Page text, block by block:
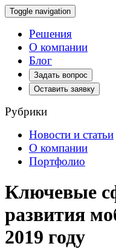
Toggle navigation
Решения
О компании
Блог
Задать вопрос
Оставить заявку
Рубрики
Новости и статьи
О компании
Портфолио
Ключевые
развития
2019 году